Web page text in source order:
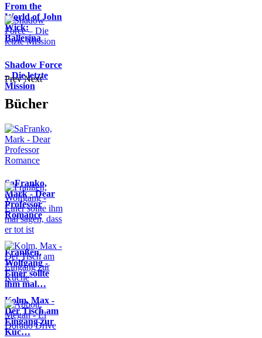
From the
World of John
Wick:
Ballerina
Shadow Force
– Die letzte
Mission
Prev Next
Bücher
SaFranko,
Mark - Dear
Professor
Romance
Franßen,
Wolfgang -
Einer sollte
ihm mal…
Kolm, Max -
Der Tisch am
Eingang zur
Küc…